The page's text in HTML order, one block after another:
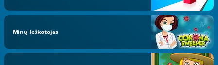
Minų Ieškotojas